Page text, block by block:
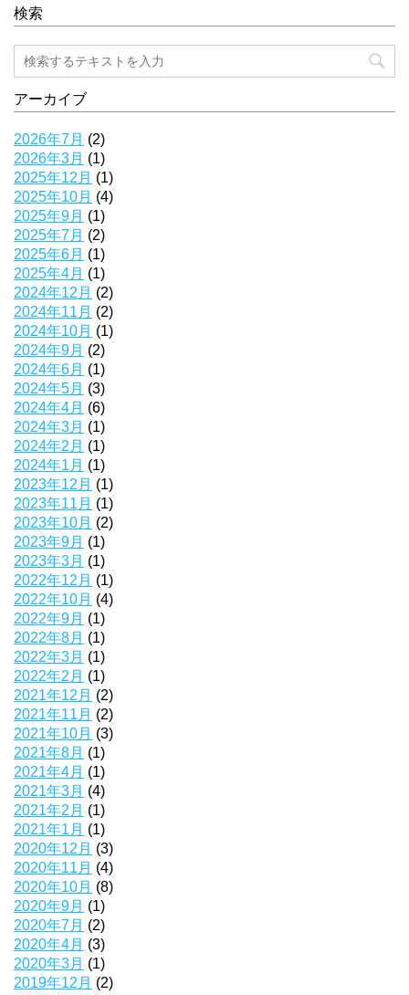
検索
アーカイブ
2026年7月 (2)
2026年3月 (1)
2025年12月 (1)
2025年10月 (4)
2025年9月 (1)
2025年7月 (2)
2025年6月 (1)
2025年4月 (1)
2024年12月 (2)
2024年11月 (2)
2024年10月 (1)
2024年9月 (2)
2024年6月 (1)
2024年5月 (3)
2024年4月 (6)
2024年3月 (1)
2024年2月 (1)
2024年1月 (1)
2023年12月 (1)
2023年11月 (1)
2023年10月 (2)
2023年9月 (1)
2023年3月 (1)
2022年12月 (1)
2022年10月 (4)
2022年9月 (1)
2022年8月 (1)
2022年3月 (1)
2022年2月 (1)
2021年12月 (2)
2021年11月 (2)
2021年10月 (3)
2021年8月 (1)
2021年4月 (1)
2021年3月 (4)
2021年2月 (1)
2021年1月 (1)
2020年12月 (3)
2020年11月 (4)
2020年10月 (8)
2020年9月 (1)
2020年7月 (2)
2020年4月 (3)
2020年3月 (1)
2019年12月 (2)